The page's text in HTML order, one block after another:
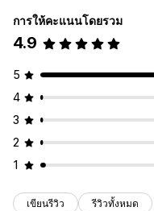
การให้คะแนนโดยรวม
4.9
5
4
3
2
1
เขียนรีวิว รีวิวทั้งหมด